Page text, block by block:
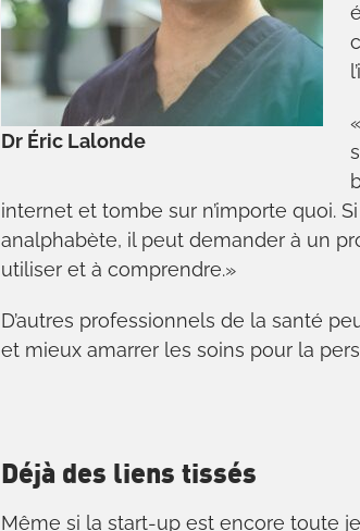
Dr Éric Lalonde
internet et tombe sur n’importe quoi.
analphabète, il peut demander à un
utiliser et à comprendre.»
D’autres professionnels de la santé
et mieux amarrer les soins pour la
Déjà des liens tissés
Même si la start-up est encore toute